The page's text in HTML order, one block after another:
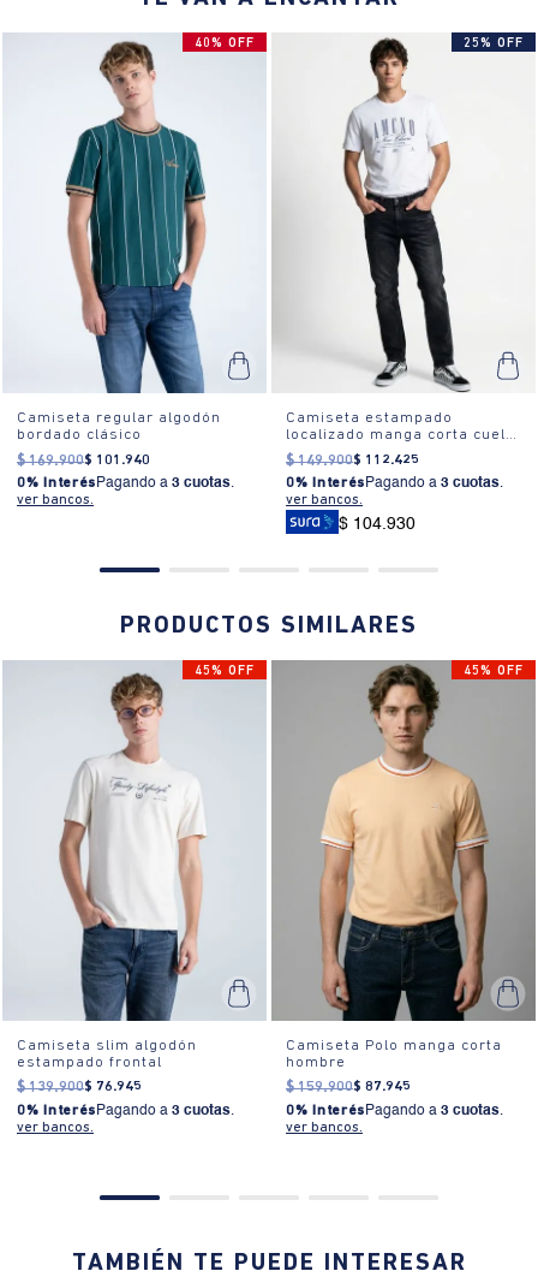
40% OFF
Camiseta regular algodón
bordado clásico
$ 169.900$ 101 .940
0% Interés Pagando a 3 cuotas.
ver bancos.
25% OFF
Camiseta estampado
localizado manga corta cuello
redondo para hombre
$ 149.900$ 112.425
0% Interés Pagando a 3 cuotas.
ver bancos.
$ 104.930
PRODUCTOS SIMILARES
45% OFF
Camiseta slim algodón
estampado frontal
$ 139.900$ 76.945
0% Interés Pagando a 3 cuotas.
ver bancos.
45% OFF
Camiseta Polo manga corta
hombre
$ 159.900$ 87.945
0% Interés Pagando a 3 cuotas.
ver bancos.
TAMBIÉN TE PUEDE INTERESAR